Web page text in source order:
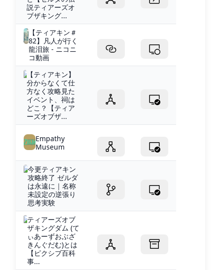
説ティアーズオ
ブザキング...
【ティアキン＃
82】凡人が行く
龍泪旅 - ニコニ
コ動画
【ティアキン】
分からなくて仕
方なく攻略見た
イベント、祠は
どこ？【ティア
ーズオブザ...
Empathy
Museum
今更ティアキン
攻略終了 ゼルダ
は永遠に｜名称
未設定の逆張り
思考実験
ティアーズオブ
ザキングダム (て
ぃあーずおぶざ
きんぐだむ)とは
【ピクシブ百科
事...